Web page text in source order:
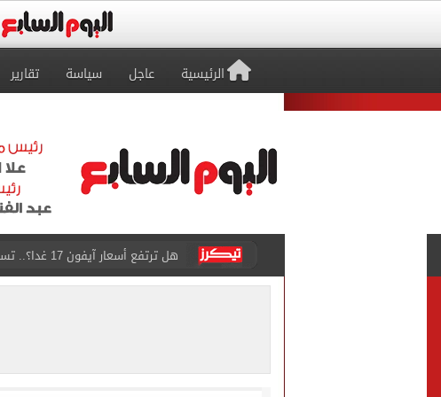
الرئيسية عاجل سياسة تقارير
نتنياهو: إسرائيل ترفض وثيقة النقاط الـ15 بشأن
برشلونة يضع خطة شاملة لتطوير
من سنهوت إلى العالمية.. أقارب